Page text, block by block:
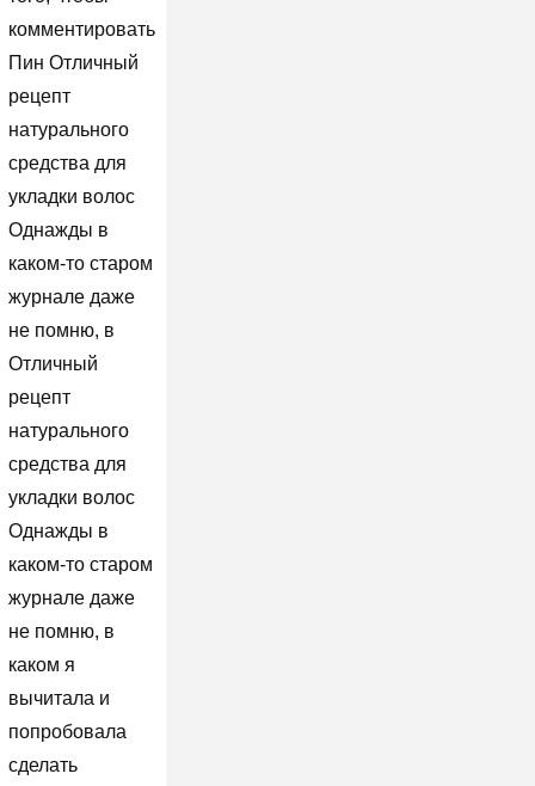
комментировать
Пин Отличный
рецепт
натурального
средства для
укладки волос
Однажды в
каком-то старом
журнале даже
не помню, в
Отличный
рецепт
натурального
средства для
укладки волос
Однажды в
каком-то старом
журнале даже
не помню, в
каком я
вычитала и
попробовала
сделать